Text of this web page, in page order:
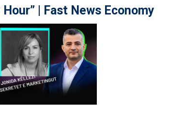
| Fast News Economy